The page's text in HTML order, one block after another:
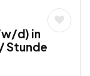
d) in
Stunde